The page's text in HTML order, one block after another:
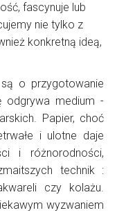
fascynuje lub
nie tylko z
konkretną ideą,
o przygotowanie
odgrywa medium -
Papier, choć
i ulotne daje
i różnorodności,
technik :
czy kolażu.
wyzwaniem